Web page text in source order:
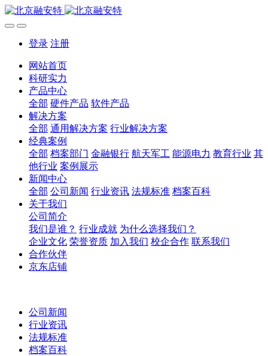
登录 注册
网站首页
科研实力
产品中心
全部 硬件产品 软件产品
解决方案
全部 通用解决方案 行业解决方案
经典案例
全部 档案部门 金融银行 航天军工 能源电力 教育行业 其
他行业 案例展示
新闻中心
全部 公司新闻 行业资讯 法规标准 档案百科
关于我们
公司简介
我们是谁？ 行业成就 为什么选择我们？
企业文化 荣誉资质 加入我们 校企合作 联系我们
合作伙伴
京东店铺
公司新闻
行业资讯
法规标准
档案百科